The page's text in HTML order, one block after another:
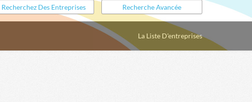
La Liste D'entreprises